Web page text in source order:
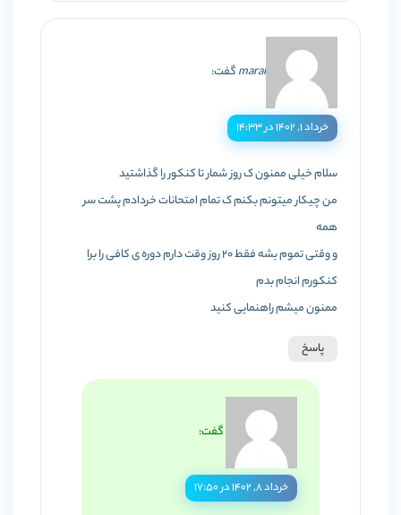
maralگفت:
خرداد ۱, ۱۴۰۲ در ۱۴:۳۳
سلام خیلی ممنون ک روز شمار تا کنکور را گذاشتید
من چیکار میتونم بکنم ک تمام امتحانات خردادم پشت سر
همه
و وقتی تموم بشه فقط 20 روز وقت دارم دوره ی کافی را برا
کنکورم انجام بدم
ممنون میشم راهنمایی کنید
پاسخ
گفت:
خرداد ۸, ۱۴۰۲ در ۱۷:۵۰